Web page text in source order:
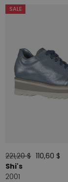
SALE
221,20 $ 110,60 $
Shi's
2001